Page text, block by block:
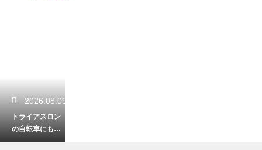
2026.08.09
トライアスロン
の自転車にもベ
ルの装着は義